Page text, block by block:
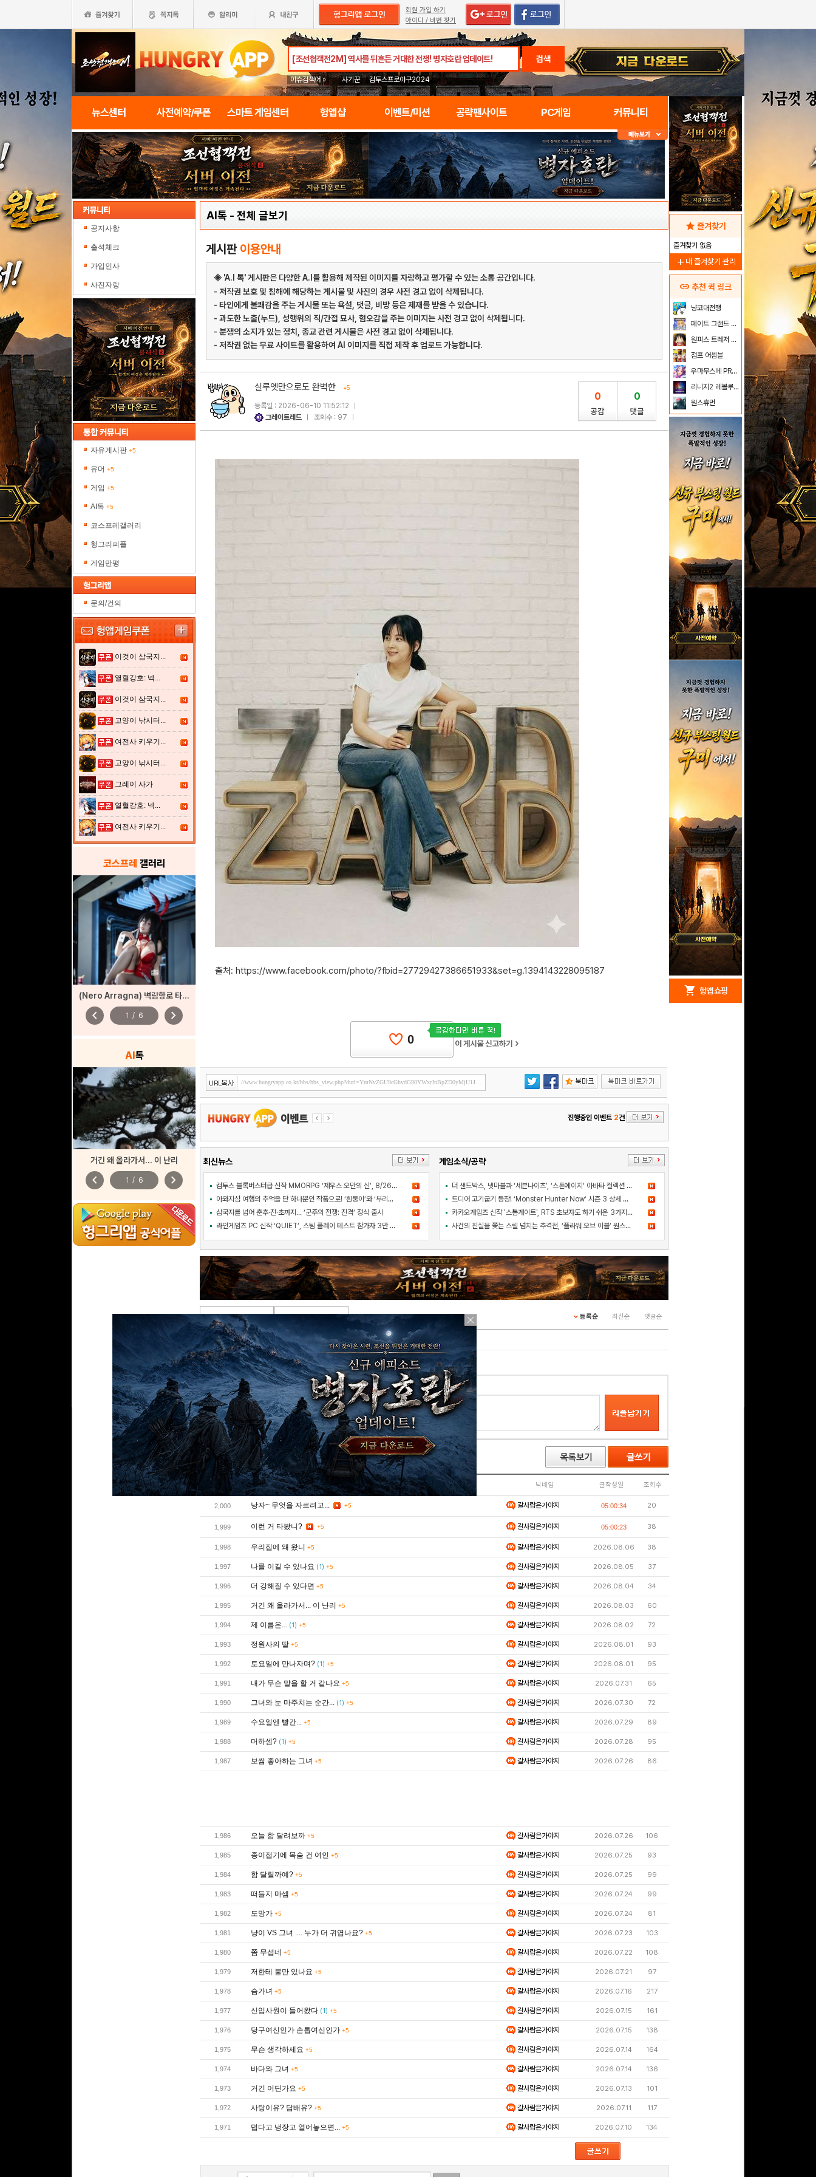
회원 가입 하기
아이디 / 비번 찾기
검색
이슈검색어 » 사기꾼 컴투스프로야구2024
뉴스센터 사전예약/쿠폰 스마트 게임센터 헝앱샵 이벤트/미션 공략팬사이트 PC게임 커뮤니티
공지사항
출석체크
가입인사
사진자랑
자유게시판 +5
유머 +5
게임 +5
AI톡 +5
코스프레갤러리
헝그리피플
게임만평
문의/건의
이것이 삼국지...
열혈강호: 넥...
이것이 삼국지...
고양이 낚시터...
여전사 키우기...
고양이 낚시터...
그레이 사가
열혈강호: 넥...
여전사 키우기...
코스프레 갤러리
(Nero Arragna) 벽람항로 타이호 바니
chevron_left 1 / 6 chevron_right
AI톡
거긴 왜 올라가서... 이 난리
chevron_left 1 / 6 chevron_right
AI톡 - 전체 글보기
게시판이용안내
◈ 'A.I 톡' 게시판은 다양한 A.I를 활용해 제작된 이미지를 자랑하고 평가할 수 있는 소통 공간입니다.
- 저작권 보호 및 침해에 해당하는 게시물 및 사진의 경우 사전 경고 없이 삭제됩니다.
- 타인에게 불쾌감을 주는 게시물 또는 욕설, 댓글, 비방 등은 제재를 받을 수 있습니다.
- 과도한 노출(누드), 성행위의 직/간접 묘사, 혐오감을 주는 이미지는 사전 경고 없이 삭제됩니다.
- 분쟁의 소지가 있는 정치, 종교 관련 게시물은 사전 경고 없이 삭제됩니다.
- 저작권 없는 무료 사이트를 활용하여 AI 이미지를 직접 제작 후 업로드 가능합니다.
실루엣만으로도 완벽한 +5
0 0
등록일 : 2026-06-10 11:52:12
그레이트레드
조회수 : 97
출처: https://www.facebook.com/photo/?fbid=27729427386651933&set=g.1394143228095187
0
진행중인 이벤트 2건
최신뉴스
컴투스 블록버스터급 신작 MMORPG ‘제우스 오만의 신’, 8/26 출시
아와지섬 여행의 추억을 단 하나뿐인 작품으로! ‘흰둥이’와 ‘부리부리대마왕’의 오리지널 도기 색칠 체험 등장
삼국지를 넘어 춘추·진·초까지… ‘군주의 전쟁: 진격’ 정식 출시
라인게임즈 PC 신작 ‘QUIET’, 스팀 플레이 테스트 참가자 3만 명 돌파
게임소식/공략
더 샌드박스, 넷마블과 ‘세븐나이츠', ‘스톤에이지’ 아바타 컬렉션 출시
드디어 고기굽기 등장! ‘Monster Hunter Now’ 시즌 3 상세 정보 공개
카카오게임즈 신작 '스톰게이트', RTS 초보자도 하기 쉬운 3가지 이유
사건의 진실을 쫓는 스릴 넘치는 추격전, ‘플라워 오브 이블’ 원스토어 정식 출시!
댓글 0 등록순 최신순 댓글순
리플 0건 l 1/0 페이지
리플쓰기 이모티콘 주사위 이미지첨부
글번호 글제목 닉네임 글작성일 조회수
2,000 낭자~ 무엇을 자르려고... +5 갈사람은가야지 05:00:34 20
1,999 이런 거 타봤니? +5 갈사람은가야지 05:00:23 38
1,998 우리집에 왜 왔니 +5 갈사람은가야지 2026.08.06 38
1,997 나를 이길 수 있나요 (1) +5 갈사람은가야지 2026.08.05 37
1,996 더 강해질 수 있다면 +5 갈사람은가야지 2026.08.04 34
1,995 거긴 왜 올라가서... 이 난리 +5 갈사람은가야지 2026.08.03 60
1,994 제 이름은... (1) +5 갈사람은가야지 2026.08.02 72
1,993 정원사의 딸 +5 갈사람은가야지 2026.08.01 93
1,992 토요일에 만나자며? (1) +5 갈사람은가야지 2026.08.01 95
1,991 내가 무슨 말을 할 거 같나요 +5 갈사람은가야지 2026.07.31 65
1,990 그녀와 눈 마주치는 순간... (1) +5 갈사람은가야지 2026.07.30 72
1,989 수요일엔 빨간... +5 갈사람은가야지 2026.07.29 89
1,988 머하셈? (1) +5 갈사람은가야지 2026.07.28 95
1,987 보쌈 좋아하는 그녀 +5 갈사람은가야지 2026.07.26 86
1,986 오늘 함 달려보까 +5 갈사람은가야지 2026.07.26 106
1,985 종이접기에 목숨 건 여인 +5 갈사람은가야지 2026.07.25 93
1,984 함 달릴까예? +5 갈사람은가야지 2026.07.25 99
1,983 떠들지 마셈 +5 갈사람은가야지 2026.07.24 99
1,982 도망가 +5 갈사람은가야지 2026.07.24 81
1,981 냥이 VS 그녀 .... 누가 더 귀엽나요? +5 갈사람은가야지 2026.07.23 103
1,980 쫌 무섭네 +5 갈사람은가야지 2026.07.22 108
1,979 저한테 불만 있나요 +5 갈사람은가야지 2026.07.21 97
1,978 슴가녀 +5 갈사람은가야지 2026.07.16 217
1,977 신입사원이 들어왔다 (1) +5 갈사람은가야지 2026.07.15 161
1,976 당구여신인가 손톱여신인가 +5 갈사람은가야지 2026.07.15 138
1,975 무슨 생각하세요 +5 갈사람은가야지 2026.07.14 164
1,974 바다와 그녀 +5 갈사람은가야지 2026.07.14 136
1,973 거긴 어딘가요 +5 갈사람은가야지 2026.07.13 101
1,972 사탕이유? 담배유? +5 갈사람은가야지 2026.07.11 117
1,971 덥다고 냉장고 열어놓으면... +5 갈사람은가야지 2026.07.10 134
star 즐겨찾기
즐겨찾기 없음
add 내 즐겨찾기 관리
link 추천 퀵 링크
냥코대전쟁
페이트 그랜드 오더
원피스 트레저 크루즈
점프 어셈블
우마무스메 PRETTY DERBY
리니지2 레볼루션
원스휴먼
100 밥알
100 밥알
첨)
100
구글 플레이 기프트카드
5,000원 (추첨)
100 밥알
shopping_cart 헝앱 쇼핑